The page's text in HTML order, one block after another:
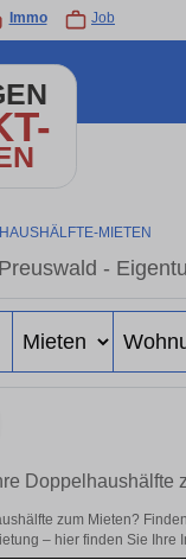
Immo Job
MIETEN
-
Doppelhaushälfte
zum Mieten?
– hier finden Sie Ihre